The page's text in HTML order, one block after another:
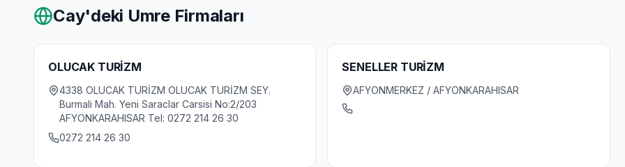
Cay'deki Umre Firmaları
OLUCAK TURİZM
4338 OLUCAK TURİZM OLUCAK TURİZM SEY.
Burmali Mah. Yeni Saraclar Carsisi No:2/203
AFYONKARAHISAR Tel: 0272 214 26 30
0272 214 26 30
SENELLER TURİZM
AFYONMERKEZ / AFYONKARAHISAR